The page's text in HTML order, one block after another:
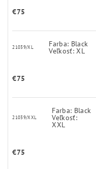
€75
21039/XL Farba: Black
Veľkosť: XL
€75
21039/XXL
Farba: Black
Veľkosť:
XXL
€75